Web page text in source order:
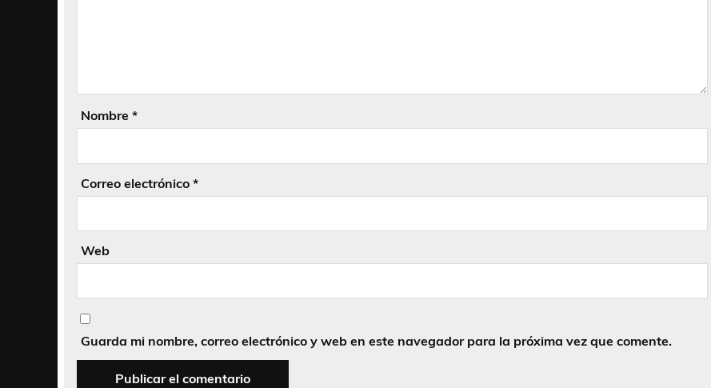
Nombre *
Correo electrónico *
Web
Guarda mi nombre, correo electrónico y web en este navegador para la próxima vez que comente.